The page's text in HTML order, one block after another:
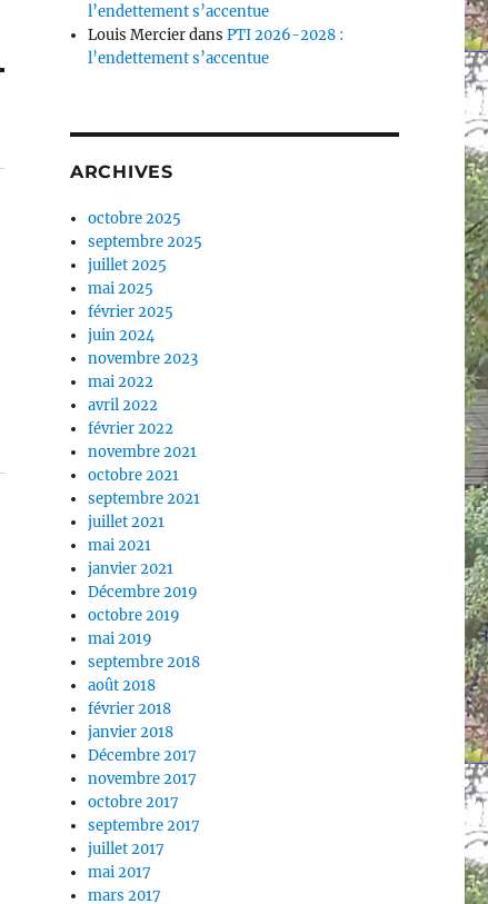
l’endettement s’accentue
Louis MercierdansPTI 2026-2028 :
l’endettement s’accentue
ARCHIVES
octobre 2025
septembre 2025
juillet 2025
mai 2025
février 2025
juin 2024
novembre 2023
mai 2022
avril 2022
février 2022
novembre 2021
octobre 2021
septembre 2021
juillet 2021
mai 2021
janvier 2021
Décembre 2019
octobre 2019
mai 2019
septembre 2018
août 2018
février 2018
janvier 2018
Décembre 2017
novembre 2017
octobre 2017
septembre 2017
juillet 2017
mai 2017
mars 2017